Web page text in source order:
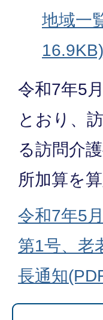
地域一
16.9KB)
令和7年5
とおり、
る訪問介
所加算を
令和7年5
第1号、老
長通知